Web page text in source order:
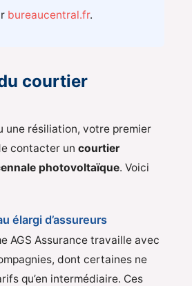
bureaucentral.fr.
courtier
une résiliation, votre premier
contacter un courtier
photovoltaïque. Voici
élargi d’assureurs
AGS Assurance travaille avec
dont certaines ne
qu’en intermédiaire. Ces